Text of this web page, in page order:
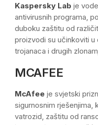
Kaspersky Lab je
antivirusnih programa,
duboku zaštitu od
proizvodi su učinkoviti u
trojanaca i drugih
MCAFEE
McAfee je svjetski
sigurnosnim rješenjima,
vatrozid, zaštitu od